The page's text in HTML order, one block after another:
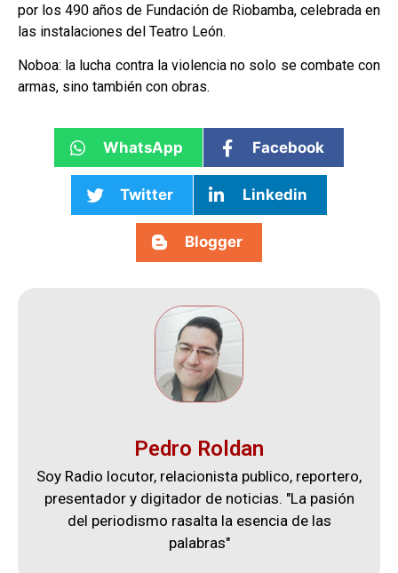
por los 490 años de Fundación de Riobamba, celebrada en
las instalaciones del Teatro León.
Noboa: la lucha contra la violencia no solo se combate con
armas, sino también con obras.
WhatsApp Facebook
Twitter Linkedin
Blogger
Pedro Roldan
Soy Radio locutor, relacionista publico, reportero,
presentador y digitador de noticias. "La pasión
del periodismo rasalta la esencia de las
palabras"